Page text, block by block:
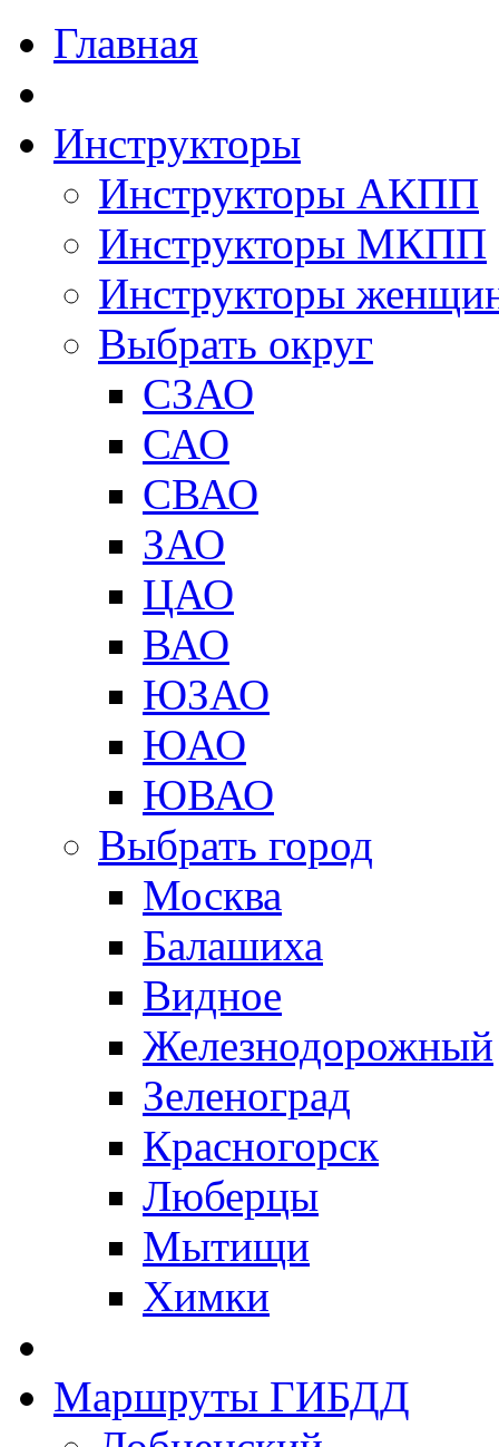
Главная
Инструкторы
Инструкторы АКПП
Инструкторы МКПП
Инструкторы
Выбрать округ
СЗАО
САО
СВАО
ЗАО
ЦАО
ВАО
ЮЗАО
ЮАО
ЮВАО
Выбрать город
Москва
Балашиха
Видное
Железнодорожный
Зеленоград
Красногорск
Люберцы
Мытищи
Химки
Маршруты ГИБДД